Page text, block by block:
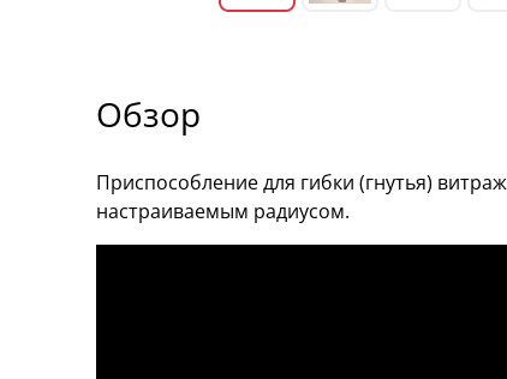
Обзор
Приспособление для гибки (гнутья)
настраиваемым радиусом.